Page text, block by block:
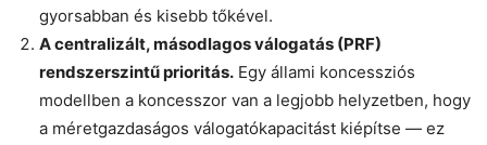
gyorsabban és kisebb tőkével.
A centralizált, másodlagos válogatás (PRF)
rendszerszintű prioritás. Egy állami koncessziós
modellben a koncesszor van a legjobb helyzetben, hogy
a méretgazdaságos válogatókapacitást kiépítse — ez